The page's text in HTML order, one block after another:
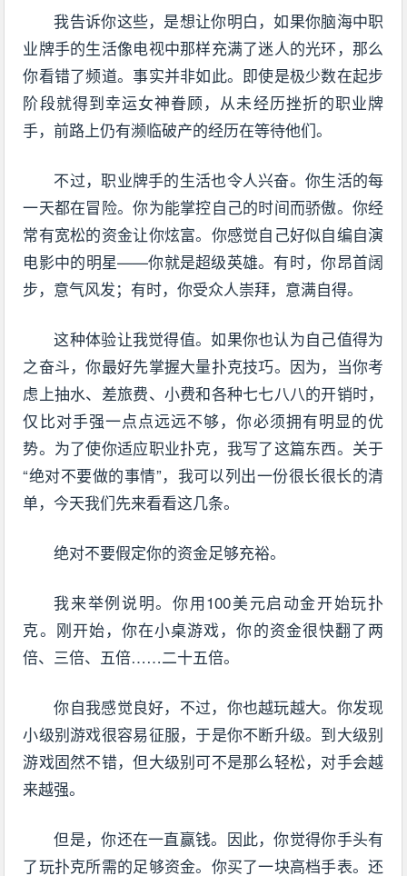
我告诉你这些，是想让你明白，如果你脑海中职
业牌手的生活像电视中那样充满了迷人的光环，那么
你看错了频道。事实并非如此。即使是极少数在起步
阶段就得到幸运女神眷顾，从未经历挫折的职业牌
手，前路上仍有濒临破产的经历在等待他们。
不过，职业牌手的生活也令人兴奋。你生活的每
一天都在冒险。你为能掌控自己的时间而骄傲。你经
常有宽松的资金让你炫富。你感觉自己好似自编自演
电影中的明星——你就是超级英雄。有时，你昂首阔
步，意气风发；有时，你受众人崇拜，意满自得。
这种体验让我觉得值。如果你也认为自己值得为
之奋斗，你最好先掌握大量扑克技巧。因为，当你考
虑上抽水、差旅费、小费和各种七七八八的开销时，
仅比对手强一点点远远不够，你必须拥有明显的优
势。为了使你适应职业扑克，我写了这篇东西。关于
“绝对不要做的事情”，我可以列出一份很长很长的清
单，今天我们先来看看这几条。
绝对不要假定你的资金足够充裕。
我来举例说明。你用100美元启动金开始玩扑
克。刚开始，你在小桌游戏，你的资金很快翻了两
倍、三倍、五倍……二十五倍。
你自我感觉良好，不过，你也越玩越大。你发现
小级别游戏很容易征服，于是你不断升级。到大级别
游戏固然不错，但大级别可不是那么轻松，对手会越
来越强。
但是，你还在一直赢钱。因此，你觉得你手头有
了玩扑克所需的足够资金。你买了一块高档手表。还